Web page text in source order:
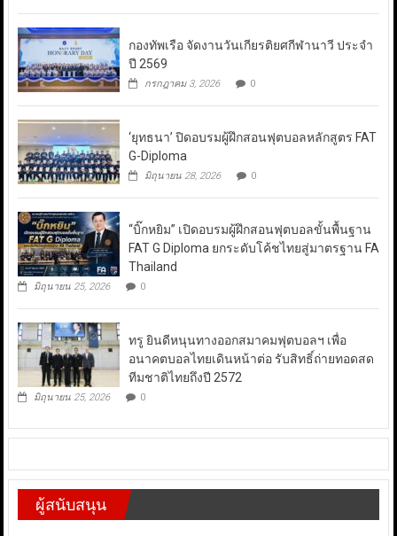
กองทัพเรือ จัดงานวันเกียรติยศกีฬานาวี ประจำ
ปี 2569
กรกฎาคม 3, 2026 0
‘ยุทธนา’ ปิดอบรมผู้ฝึกสอนฟุตบอลหลักสูตร FAT
G-Diploma
มิถุนายน 28, 2026 0
“บิ๊กหยิม” เปิดอบรมผู้ฝึกสอนฟุตบอลขั้นพื้นฐาน
FAT G Diploma ยกระดับโค้ชไทยสู่มาตรฐาน FA
Thailand
มิถุนายน 25, 2026 0
ทรู ยินดีหนุนทางออกสมาคมฟุตบอลฯ เพื่อ
อนาคตบอลไทยเดินหน้าต่อ รับสิทธิ์ถ่ายทอดสด
ทีมชาติไทยถึงปี 2572
มิถุนายน 25, 2026 0
ผู้สนับสนุน